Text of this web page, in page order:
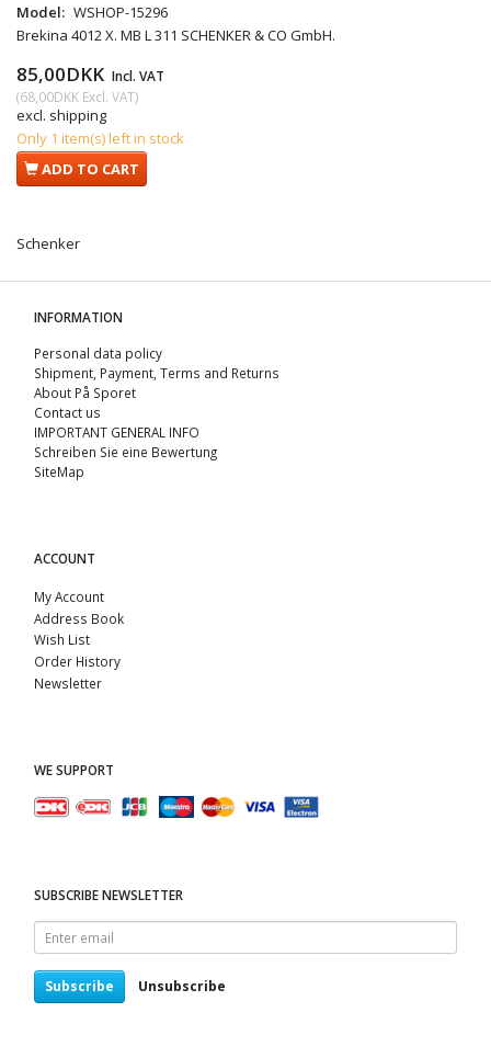
Model: WSHOP-15296
Brekina 4012 X. MB L 311 SCHENKER & CO GmbH.
85,00DKK Incl. VAT
(68,00DKK Excl. VAT)
excl. shipping
Only 1 item(s) left in stock
ADD TO CART
Schenker
INFORMATION
Personal data policy
Shipment, Payment, Terms and Returns
About På Sporet
Contact us
IMPORTANT GENERAL INFO
Schreiben Sie eine Bewertung
SiteMap
ACCOUNT
My Account
Address Book
Wish List
Order History
Newsletter
WE SUPPORT
SUBSCRIBE NEWSLETTER
Enter
email
Subscribe Unsubscribe